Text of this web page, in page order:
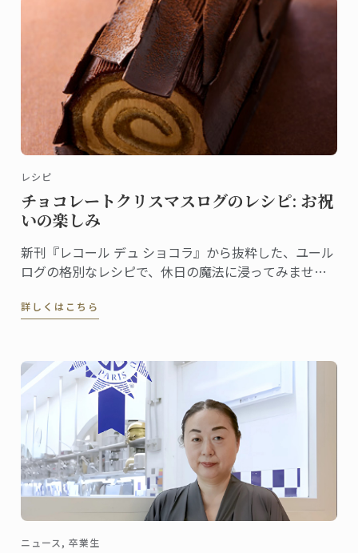
レシピ
チョコレートクリスマスログのレシピ: お祝
いの楽しみ
新刊『レコール デュ ショコラ』から抜粋した、ユール
ログの格別なレシピで、休日の魔法に浸ってみません
ゲストを喜ばせ、クリスマスのテーブルを盛り上げる
詳しくはこちら
ニュース, 卒業生